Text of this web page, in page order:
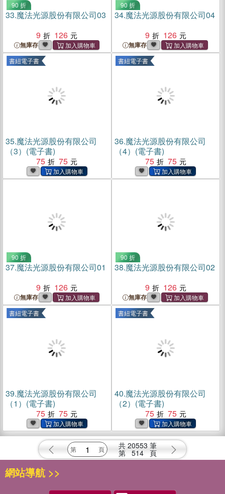
90 折
33.魔法光源股份有限公司03
9
126
無庫存
90 折
34.魔法光源股份有限公司04
9
126
無庫存
書紐電子書
35.魔法光源股份有限公司
（3）(電子書)
75
75
書紐電子書
36.魔法光源股份有限公司
（4）(電子書)
75
75
90 折
37.魔法光源股份有限公司01
9
126
無庫存
90 折
38.魔法光源股份有限公司02
9
126
無庫存
書紐電子書
39.魔法光源股份有限公司
（1）(電子書)
75
75
書紐電子書
40.魔法光源股份有限公司
（2）(電子書)
75
75
共 20553 筆
第 514 頁
網站導航 >>